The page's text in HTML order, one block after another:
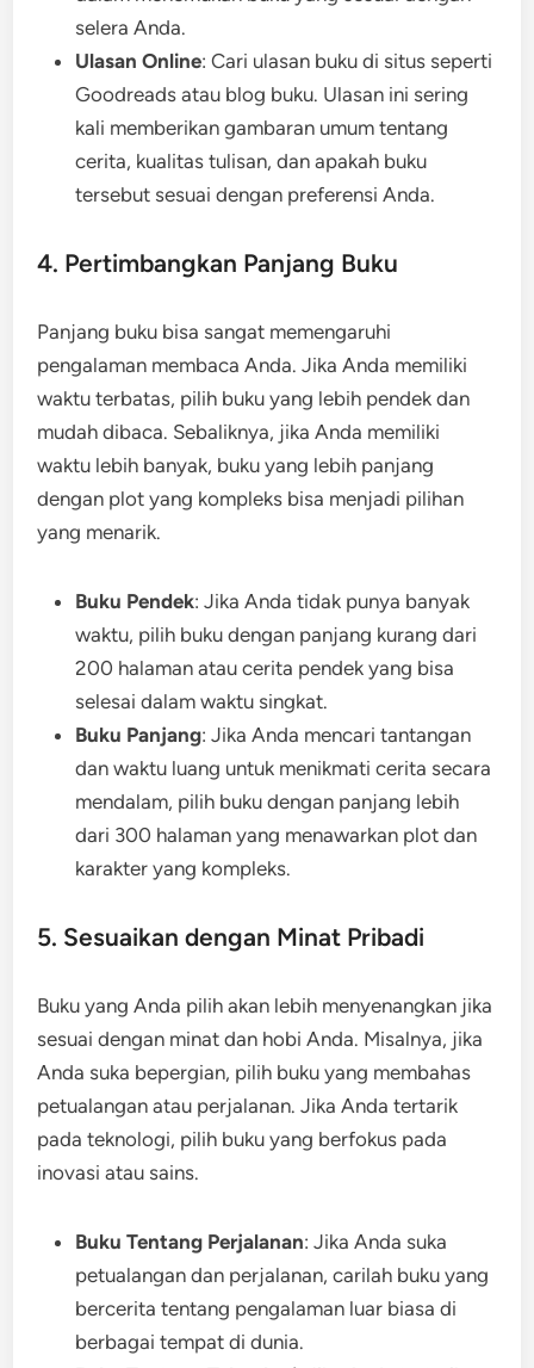
selera Anda.
Ulasan Online: Cari ulasan buku di situs seperti
Goodreads atau blog buku. Ulasan ini sering
kali memberikan gambaran umum tentang
cerita, kualitas tulisan, dan apakah buku
tersebut sesuai dengan preferensi Anda.
4. Pertimbangkan Panjang Buku
Panjang buku bisa sangat memengaruhi
pengalaman membaca Anda. Jika Anda memiliki
waktu terbatas, pilih buku yang lebih pendek dan
mudah dibaca. Sebaliknya, jika Anda memiliki
waktu lebih banyak, buku yang lebih panjang
dengan plot yang kompleks bisa menjadi pilihan
yang menarik.
Buku Pendek: Jika Anda tidak punya banyak
waktu, pilih buku dengan panjang kurang dari
200 halaman atau cerita pendek yang bisa
selesai dalam waktu singkat.
Buku Panjang: Jika Anda mencari tantangan
dan waktu luang untuk menikmati cerita secara
mendalam, pilih buku dengan panjang lebih
dari 300 halaman yang menawarkan plot dan
karakter yang kompleks.
5. Sesuaikan dengan Minat Pribadi
Buku yang Anda pilih akan lebih menyenangkan jika
sesuai dengan minat dan hobi Anda. Misalnya, jika
Anda suka bepergian, pilih buku yang membahas
petualangan atau perjalanan. Jika Anda tertarik
pada teknologi, pilih buku yang berfokus pada
inovasi atau sains.
Buku Tentang Perjalanan: Jika Anda suka
petualangan dan perjalanan, carilah buku yang
bercerita tentang pengalaman luar biasa di
berbagai tempat di dunia.